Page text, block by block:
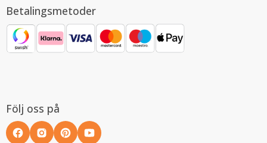
Betalingsmetoder
Följ oss på